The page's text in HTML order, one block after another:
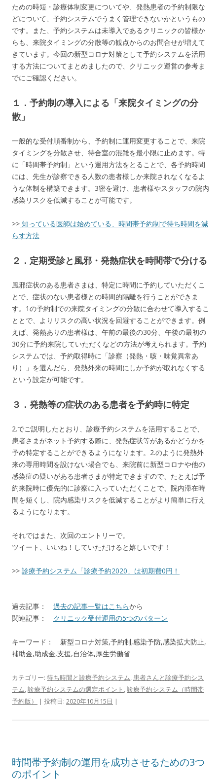
ための時短・診療体制変更についてや、発熱患者の予約制限な
どについて、予約システムでうまく管理できないかというもの
です。また、予約システムは未導入であるクリニックの皆様か
らも、来院タイミングの分散等の観点からのお問合せが増えて
きています。今回の新型コロナ対策として予約システムを活用
する方法についてまとめましたので、クリニック運営の参考ま
でにご確認ください。
１．予約制の導入による「来院タイミングの分
散」
一般的な受付順番制から、予約制に運用変更することで、来院
タイミングを分散させ、待合室の混雑を最小限に止めます。特
に「時間帯予約制」という運用方法をとることで、各予約時間
には、先生が診察できる人数の患者様しか来院されなくなるよ
うな体制を構築できます。3密を避け、患者様やスタッフの院内
感染リスクを低減することが可能です。
>> 知っている医師は始めている、時間帯予約制で待ち時間を減
らす方法
２．定期受診と風邪・発熱症状を時間帯で分ける
風邪症状のある患者さまは、特定に時間に予約していただくこ
とで、症状のない患者様との時間的隔離を行うことができま
す。1の予約制での来院タイミングの分散に合わせて導入するこ
ととで、よりリスクの高い状況を回避することができます。例
えば、発熱ありの患者様は、午前の最後の30分、午後の最初の
30分に予約来院していただくなどの方法が考えられます。予約
システムでは、予約取得時に「診察（発熱・咳・味覚異常あ
り）」を選んだら、発熱外来の時間にしか予約が取れなくする
という設定が可能です。
３．発熱等の症状のある患者を予約時に特定
2.でご説明したとおり、診療予約システムを活用することで、
患者さまがネット予約する際に、発熱症状等があるかどうかを
予め特定することができるようになります。2.のように発熱外
来の専用時間を設けない場合でも、来院前に新型コロナや他の
感染症の疑いがある患者さまが特定できますので、たとえば予
約来院時に優先的に診察に入っていただくことで、院内滞在時
間を短くし、院内感染リスクを低減することがより簡単に行え
るようになります。
それではまた、次回のエントリーで。
ツイート、いいね！していただけると嬉しいです！
>> 診療予約システム「診療予約2020」は初期費0円！
過去記事： 過去の記事一覧はこちらから
関連記事： クリニック受付運用の5つのパターン
キーワード： 新型コロナ対策,予約制,感染予防,感染拡大防止,
補助金,助成金,支援,自治体,厚生労働省
カテゴリー: 待ち時間と診療予約システム, 患者さんと診療予約シス
テム,診療予約システムの選定ポイント ,診療予約システム（時間帯
予約版）
| 投稿日: 2020年10月15日 |
時間帯予約制の運用を成功させるための3つ
のポイント